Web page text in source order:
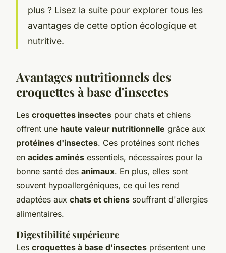
plus ? Lisez la suite pour explorer tous les
avantages de cette option écologique et
nutritive.
Avantages nutritionnels des
croquettes à base d'insectes
Les croquettes insectes pour chats et chiens
offrent une haute valeur nutritionnelle grâce aux
protéines d'insectes. Ces protéines sont riches
en acides aminés essentiels, nécessaires pour la
bonne santé des animaux. En plus, elles sont
souvent hypoallergéniques, ce qui les rend
adaptées aux chats et chiens souffrant d'allergies
alimentaires.
Digestibilité supérieure
Les croquettes à base d'insectes présentent une